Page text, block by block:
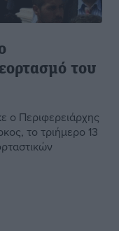
του
ο Περιφερειάρχης
το τριήμερο 13